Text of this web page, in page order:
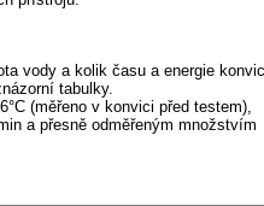
vody a kolik času a energie
tabulky.
(měřeno v konvici před testem),
a přesně odměřeným množstvím